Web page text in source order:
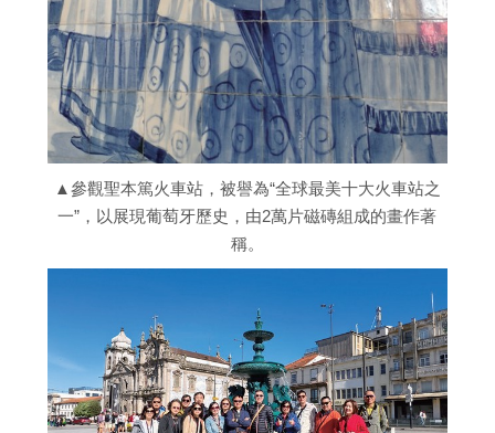
▲參觀聖本篤火車站，被譽為“全球最美十大火車站之
一”，以展現葡萄牙歷史，由2萬片磁磚組成的畫作著
稱。